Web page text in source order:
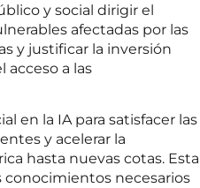
y social dirigir el
afectadas por las
y justificar la inversión
acceso a las
en la IA para satisfacer las
y acelerar la
hasta nuevas cotas. Esta
conocimientos necesarios